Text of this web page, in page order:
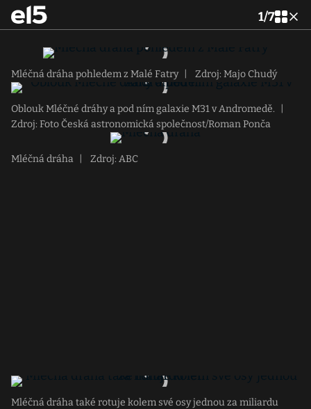
1/7
Mléčná dráha pohledem z Malé Fatry Zdroj: Majo Chudý
Oblouk Mléčné dráhy a pod ním galaxie M31 v Andromedě.
Zdroj: Foto Česká astronomická společnost/Roman Ponča
Mléčná dráha Zdroj: ABC
Mléčná dráha také rotuje kolem své osy jednou za miliardu